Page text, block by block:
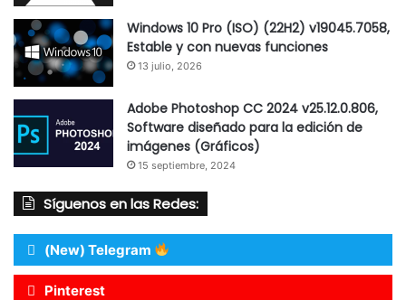
Windows 10 Pro (ISO) (22H2) v19045.7058,
Estable y con nuevas funciones
13 julio, 2026
Adobe Photoshop CC 2024 v25.12.0.806,
Software diseñado para la edición de
imágenes (Gráficos)
15 septiembre, 2024
Síguenos en las Redes:
(New) Telegram
Pinterest